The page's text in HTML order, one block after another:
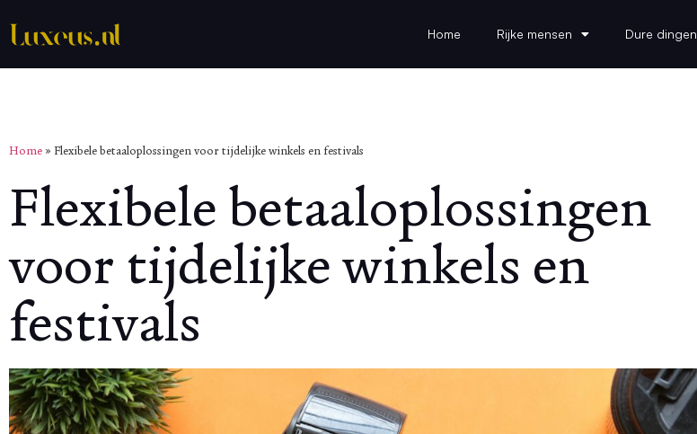
Home Rijke mensen Dure dingen
Home » Flexibele betaaloplossingen voor tijdelijke winkels en festivals
Flexibele betaaloplossingen
voor tijdelijke winkels en
festivals